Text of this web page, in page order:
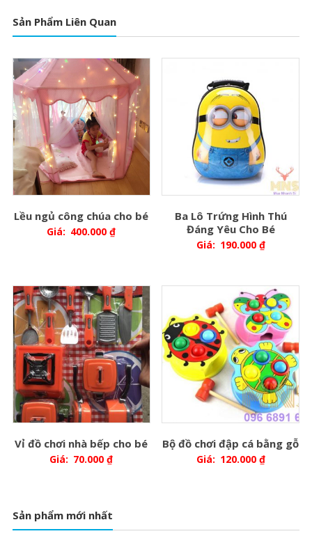
Sản Phẩm Liên Quan
Lều ngủ công chúa cho bé
Giá: 400.000₫
Ba Lô Trứng Hình Thú
Đáng Yêu Cho Bé
Giá: 190.000 ₫
Vỉ đồ chơi nhà bếp cho bé
Giá: 70.000₫
Bộ đồ chơi đập cá bằng gỗ
Giá: 120.000 ₫
Sản phẩm mới nhất